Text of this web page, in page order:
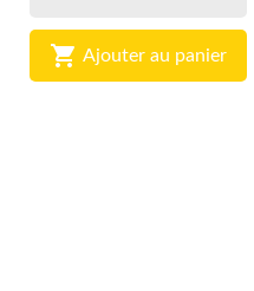
 Ajouter au panier